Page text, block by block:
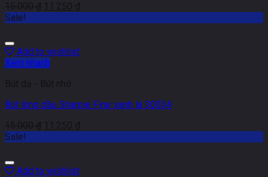
15.000₫ 11.250 ₫
Sale!
Add to wishlist
Xem nhanh
Bút dạ - Bút nhớ
Bút lông dầu Sharpie Fine xanh lá 30034
15.000₫ 11.250 ₫
Sale!
Add to wishlist